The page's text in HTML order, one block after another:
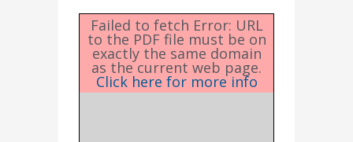
Failed to fetch Error: URL
to the PDF file must be on
exactly the same domain
as the current web page.
Click here for more info